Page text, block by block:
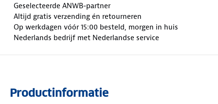
Geselecteerde ANWB-partner
Altijd gratis verzending én retourneren
Op werkdagen vóór 15:00 besteld, morgen in huis
Nederlands bedrijf met Nederlandse service
Productinformatie